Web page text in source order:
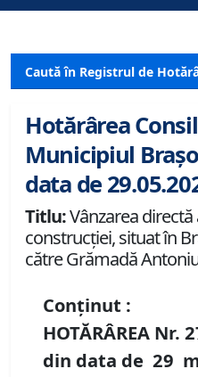
Caută în Registrul de
Hotărârea
Municipiul
data de
Titlu:Vânzarea
construcției, situat în
către Grămadă
Conținut :
HOTĂRÂREA Nr.
din data de 29